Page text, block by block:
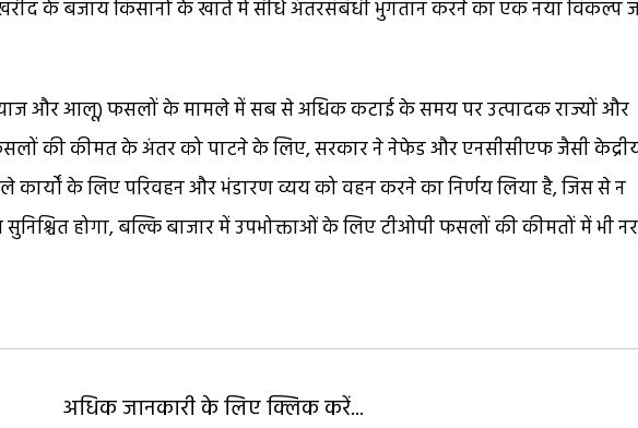
के बजाय किसानों के खाते में सीधे अंतरसंबंधी भुगतान करने का एक नया विकल्प
और आलू) फसलों के मामले में सब से अधिक कटाई के समय पर उत्पादक राज्यों और
की कीमत के अंतर को पाटने के लिए, सरकार ने नेफेड और एनसीसीएफ जैसी
कार्यों के लिए परिवहन और भंडारण व्यय को वहन करने का निर्णय लिया है, जिस से न
होगा, बल्कि बाजार में उपभोक्ताओं के लिए टीओपी फसलों की कीमतों में भी
अधिक जानकारी के लिए क्लिक करें...